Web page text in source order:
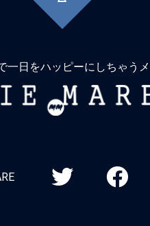
に
一日をハッピーにしちゃう